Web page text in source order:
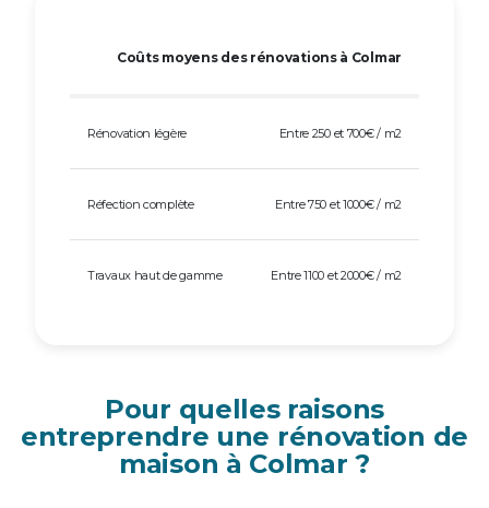
Coûts moyens des rénovations à Colmar
Rénovation légère Entre 250 et 700€ / m2
Réfection complète Entre 750 et 1000€ / m2
Travaux haut de gamme Entre 1100 et 2000€ / m2
Pour quelles raisons
entreprendre une rénovation de
maison à Colmar ?